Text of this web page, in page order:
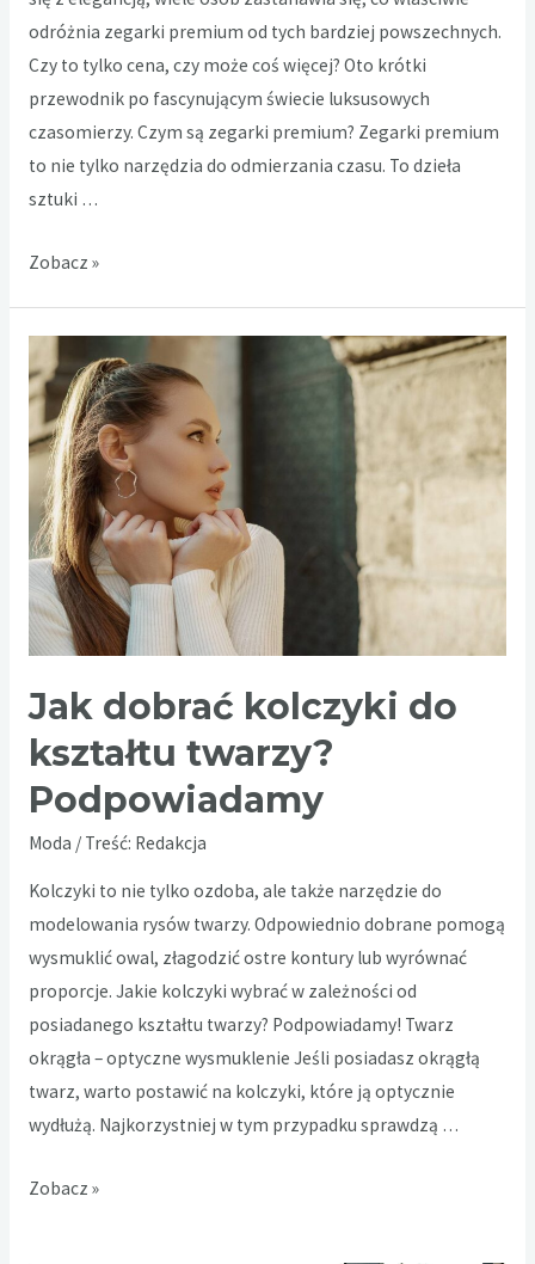
odróżnia zegarki premium od tych bardziej powszechnych.
Czy to tylko cena, czy może coś więcej? Oto krótki
przewodnik po fascynującym świecie luksusowych
czasomierzy. Czym są zegarki premium? Zegarki premium
to nie tylko narzędzia do odmierzania czasu. To dzieła
sztuki …
Zegarki
różnią
się
od
zwykłych
czasomierzy?
Zobacz »
Jak dobrać kolczyki do
kształtu twarzy?
Podpowiadamy
Moda / Treść: Redakcja
Kolczyki to nie tylko ozdoba, ale także narzędzie do
modelowania rysów twarzy. Odpowiednio dobrane pomogą
wysmuklić owal, złagodzić ostre kontury lub wyrównać
proporcje. Jakie kolczyki wybrać w zależności od
posiadanego kształtu twarzy? Podpowiadamy! Twarz
okrągła – optyczne wysmuklenie Jeśli posiadasz okrągłą
twarz, warto postawić na kolczyki, które ją optycznie
wydłużą. Najkorzystniej w tym przypadku sprawdzą …
Jak
Zobacz »